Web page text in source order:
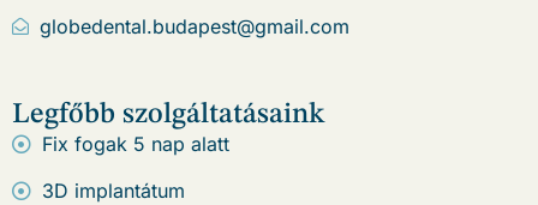
globedental.budapest@gmail.com
Legfőbb szolgáltatásaink
Fix fogak 5 nap alatt
3D implantátum